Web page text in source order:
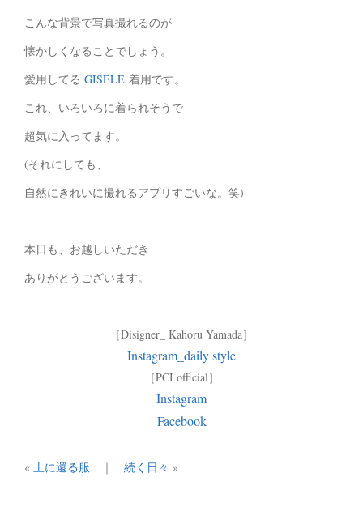
こんな背景で写真撮れるのが
懐かしくなることでしょう。
愛用してる GISELE 着用です。
これ、いろいろに着られそうで
超気に入ってます。
(それにしても、
自然にきれいに撮れるアプリすごいな。笑)
本日も、お越しいただき
ありがとうございます。
［Disigner_ Kahoru Yamada］
Instagram_daily style
［PCI official］
Instagram
Facebook
« 土に還る服 ｜ 続く日々 »